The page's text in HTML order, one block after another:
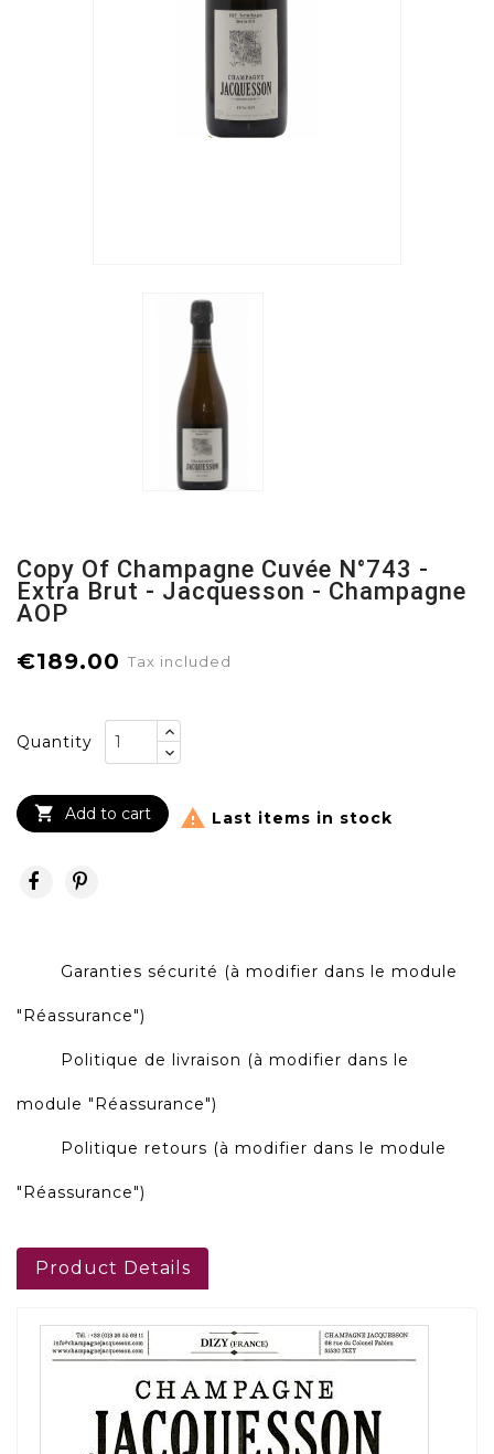
Copy Of Champagne Cuvée N°743 -
Extra Brut - Jacquesson - Champagne
AOP
€189.00 Tax included
Quantity
 Add to cart  Last items in stock
Garanties sécurité (à modifier dans le module
"Réassurance")
Politique de livraison (à modifier dans le
module "Réassurance")
Politique retours (à modifier dans le module
"Réassurance")
Product Details